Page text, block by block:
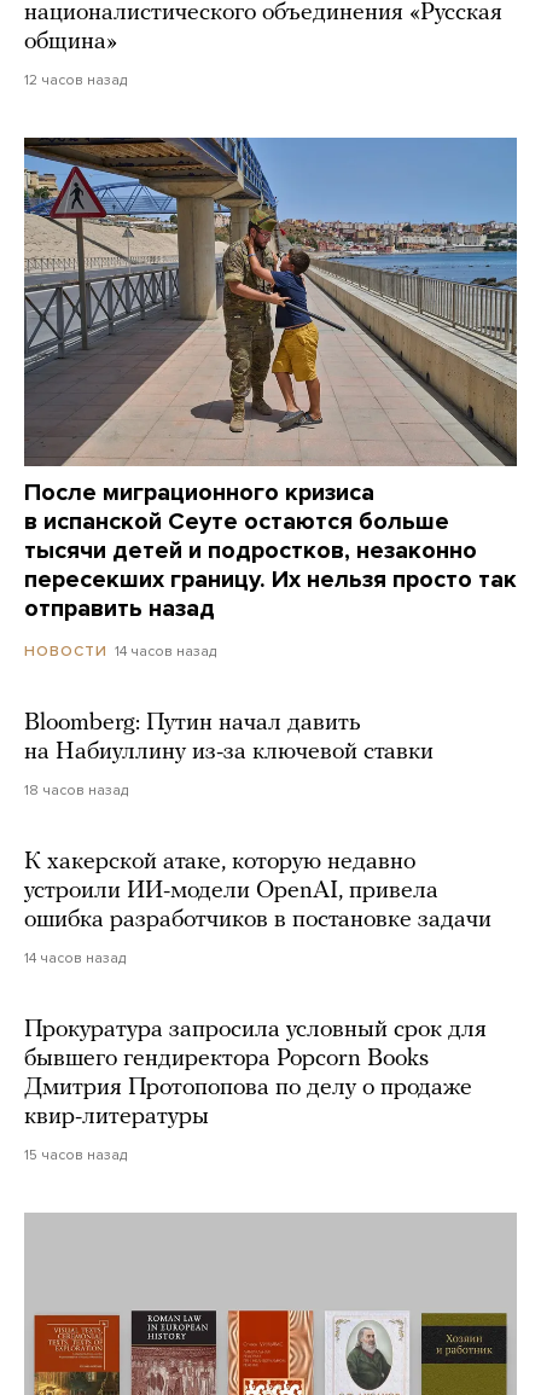
националистического объединения «Русская
община»
12 часов назад
После миграционного кризиса
в испанской Сеуте остаются больше
тысячи детей и подростков, незаконно
пересекших границу. Их нельзя просто так
отправить назад
НОВОСТИ 14 часов назад
Bloomberg: Путин начал давить
на Набиуллину из-за ключевой ставки
18 часов назад
К хакерской атаке, которую недавно
устроили ИИ-модели OpenAI, привела
ошибка разработчиков в постановке задачи
14 часов назад
Прокуратура запросила условный срок для
бывшего гендиректора Popcorn Books
Дмитрия Протопопова по делу о продаже
квир-литературы
15 часов назад